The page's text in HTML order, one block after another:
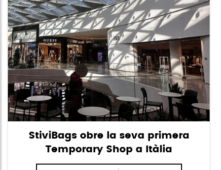
StiviBags obre la seva primera
Temporary Shop a Itàlia